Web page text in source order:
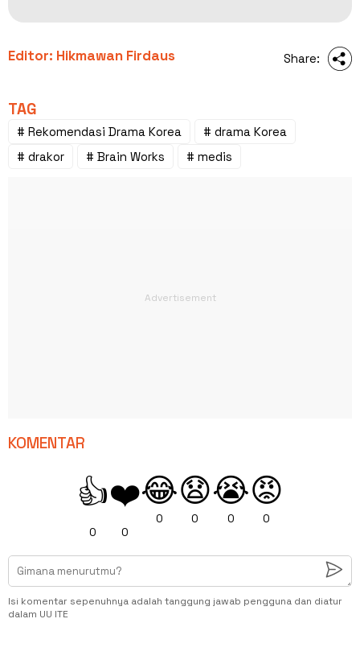
Editor: Hikmawan Firdaus Share:
TAG
# Rekomendasi Drama Korea
# drama Korea
# drakor
# Brain Works # medis
KOMENTAR
👍
0
❤️
0
😂
0
😧
0
😭
0
😡
0
Isi komentar sepenuhnya adalah tanggung jawab pengguna dan diatur
dalam UU ITE